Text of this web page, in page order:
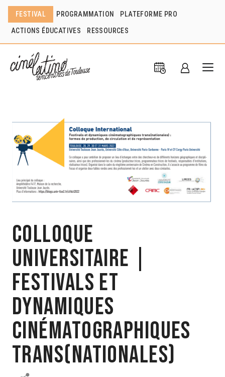
FESTIVAL PROGRAMMATION PLATEFORME PRO
ACTIONS ÉDUCATIVES RESSOURCES
Colloque
universitaire |
Festivals et
dynamiques
cinématographiques
trans(nationales)